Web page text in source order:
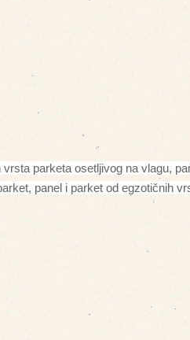
parketa osetljivog na vlagu,
panel i parket od egzotičnih